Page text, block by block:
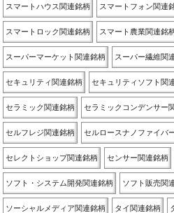
スマートハウス関連銘柄 スマートフォン関連
スマートロック関連銘柄 スマート農業関連銘
スーパーマーケット関連銘柄 スーパー繊維関
セキュリティ関連銘柄 セキュリティソフト関
セラミック関連銘柄 セラミックコンデンサー
セルフレジ関連銘柄 セルロースナノファイバ
セレクトショップ関連銘柄 センサー関連銘柄
ソフト・システム開発関連銘柄 ソフト販売関
ソーシャルメディア関連銘柄 タイ関連銘柄